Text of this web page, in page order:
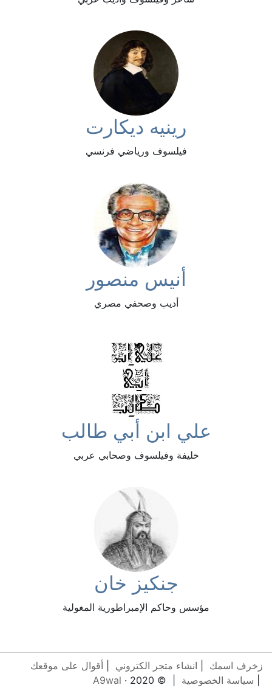
رينيه ديكارت
فيلسوف ورياضي فرنسي
أنيس منصور
أديب وصحفي مصري
علي ابن أبي طالب
خليفة وفيلسوف وصحابي عربي
جنكيز خان
مؤسس وحاكم الإمبراطورية المغولية
زخرف اسمك انشاء متجر الكتروني
أقوال على موقعك
سياسة الخصوصية | © 2020 ·
A9wal